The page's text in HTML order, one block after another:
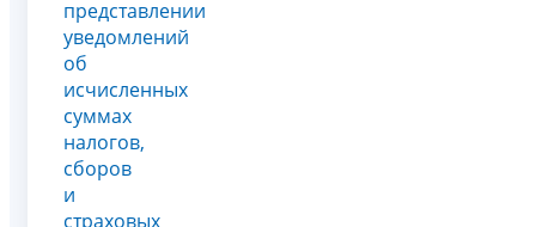
представлении
уведомлений
об
исчисленных
суммах
налогов,
сборов
и
страховых